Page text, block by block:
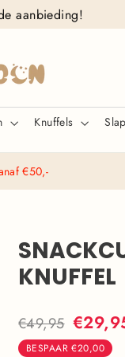
aanbieding!
Knuffels
€50,-
KNUFFEL
Normale
prijs
€49,95
BESPAAR€20,00